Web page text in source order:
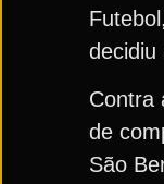
decidiu
Contra
de
São